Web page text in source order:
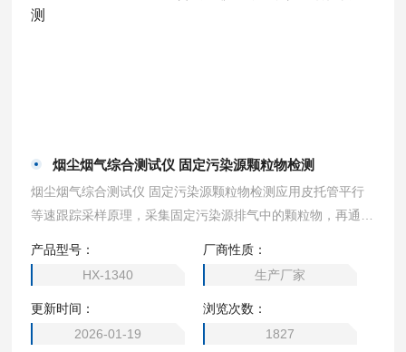
烟尘烟气综合测试仪 固定污染源颗粒物检测
烟尘烟气综合测试仪 固定污染源颗粒物检测应用皮托管平行
等速跟踪采样原理，采集固定污染源排气中的颗粒物，再通过
产品型号：
HX-1340
厂商性质：
生产厂家
更新时间：
2026-01-19
浏览次数：
1827